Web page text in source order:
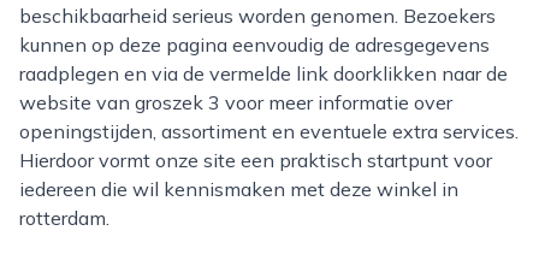
beschikbaarheid serieus worden genomen. Bezoekers
kunnen op deze pagina eenvoudig de adresgegevens
raadplegen en via de vermelde link doorklikken naar de
website van groszek 3 voor meer informatie over
openingstijden, assortiment en eventuele extra services.
Hierdoor vormt onze site een praktisch startpunt voor
iedereen die wil kennismaken met deze winkel in
rotterdam.